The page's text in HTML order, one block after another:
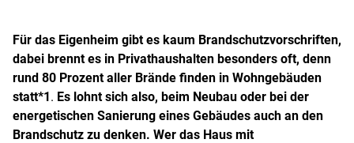
Für das Eigenheim gibt es kaum Brandschutzvorschriften,
dabei brennt es in Privathaushalten besonders oft, denn
rund 80 Prozent aller Brände finden in Wohngebäuden
statt*1. Es lohnt sich also, beim Neubau oder bei der
energetischen Sanierung eines Gebäudes auch an den
Brandschutz zu denken. Wer das Haus mit